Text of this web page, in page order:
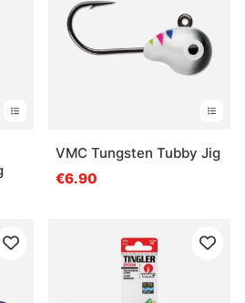
tähdestäVMC Tungsten Tubby Jig
€6.90